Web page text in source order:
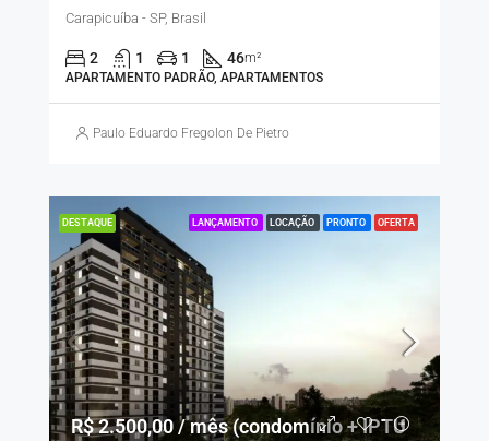
Carapicuíba - SP, Brasil
2 1 1 46m²
APARTAMENTO PADRÃO, APARTAMENTOS
Paulo Eduardo Fregolon De Pietro
DESTAQUE LANÇAMENTO LOCAÇÃO PRONTO OFERTA
R$ 2.500,00 / mês (condomínio + IPTU